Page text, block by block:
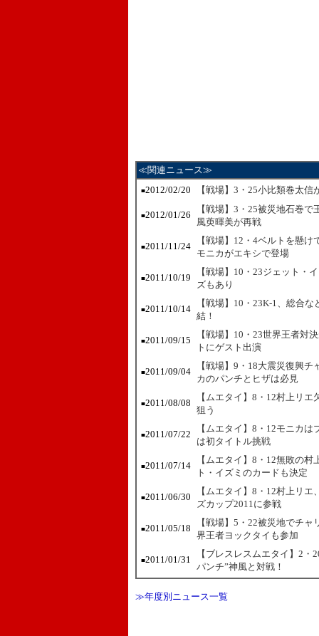
≪関連ニュース≫
■2012/02/20 【戦場】3・25小比類巻太
■2012/01/26
【戦場】3・25被災地石巻
風萸暉美が再戦
■2011/11/24
【戦場】12・4ベルトを懸
モニカがエキシで登場
■2011/10/19
【戦場】10・23ジェット・
ズもあり
■2011/10/14
【戦場】10・23K-1、総合
結！
■2011/09/15
【戦場】10・23世界王者対
トにゲスト出演
■2011/09/04
【戦場】9・18大震災復興
カのパンチとヒザは必見
■2011/08/08
【ムエタイ】8・12村上リ
狙う
■2011/07/22
【ムエタイ】8・12モニカ
は初タイトル挑戦
■2011/07/14
【ムエタイ】8・12無敗の
ト・イズミのカードも決定
■2011/06/30
【ムエタイ】8・12村上リ
ズカップ2011に参戦
■2011/05/18
【戦場】5・22被災地でチ
界王者ヨックタイも参加
■2011/01/31
【ブレスレスムエタイ】2
パンチ”神風と対戦！
≫年度別ニュース一覧